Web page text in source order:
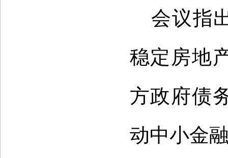
会议指
稳定房地
方政府债
动中小金